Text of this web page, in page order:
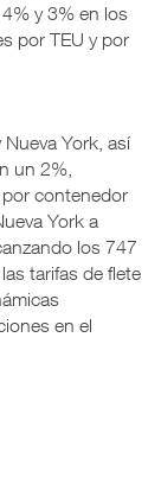
y 3% en los
por TEU y por
York, así
un 2%,
contenedor
York a
los 747
tarifas de flete
en el